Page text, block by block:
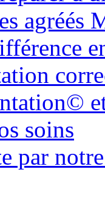
soins
par